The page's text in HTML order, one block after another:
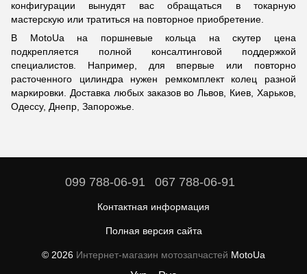
конфигурации вынудят вас обращаться в токарную
мастерскую или тратиться на повторное приобретение.
В MotoUa на поршневые кольца на скутер цена
подкрепляется полной консалтинговой поддержкой
специалистов. Например, для впервые или повторно
расточенного цилиндра нужен ремкомплект колец разной
маркировки. Доставка любых заказов во Львов, Киев, Харьков,
Одессу, Днепр, Запорожье.
099 788-06-91 067 788-06-91
Контактная информация
Полная версия сайта
© 2026 Интернет-магазин мотозапчастей MotoUa